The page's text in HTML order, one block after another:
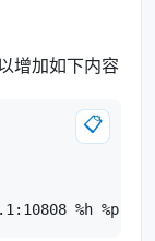
增加如下内容
📋